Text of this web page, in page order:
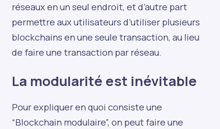
réseaux en un seul endroit, et d’autre part
permettre aux utilisateurs d’utiliser plusieurs
blockchains en une seule transaction, au lieu
de faire une transaction par réseau.
La modularité est inévitable
Pour expliquer en quoi consiste une
“Blockchain modulaire”, on peut faire une